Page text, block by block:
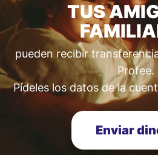
TUS
pueden recibir
Profee.
Pídeles los datos de la
Enviar